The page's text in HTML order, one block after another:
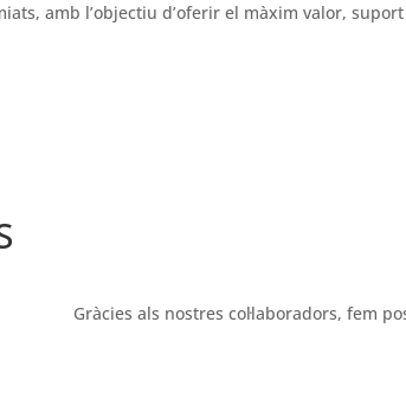
amb l’objectiu d’oferir el màxim valor,
Gràcies als nostres col·laboradors, fem